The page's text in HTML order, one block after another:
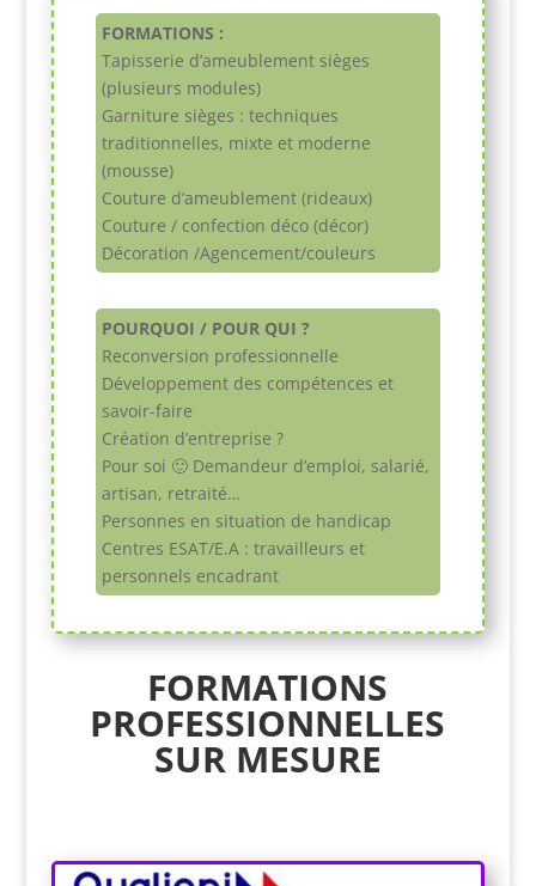
FORMATIONS :
Tapisserie d’ameublement sièges
(plusieurs modules)
Garniture sièges : techniques
traditionnelles, mixte et moderne
(mousse)
Couture d’ameublement (rideaux)
Couture / confection déco (décor)
Décoration /Agencement/couleurs
POURQUOI / POUR QUI ?
Reconversion professionnelle
Développement des compétences et
savoir-faire
Création d’entreprise ?
Pour soi 🙂 Demandeur d’emploi, salarié,
artisan, retraité…
Personnes en situation de handicap
Centres ESAT/E.A : travailleurs et
personnels encadrant
FORMATIONS
PROFESSIONNELLES
SUR MESURE